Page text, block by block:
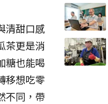
清甜口感
茶更是消
糖也能喝
移想吃零
不同，帶